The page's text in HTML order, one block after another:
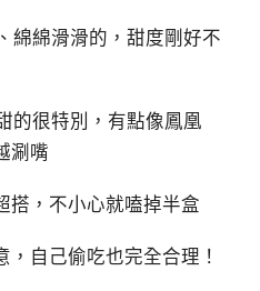
綿綿滑滑的，甜度剛好不
的很特別，有點像鳳凰
涮嘴
搭，不小心就嗑掉半盒
自己偷吃也完全合理！